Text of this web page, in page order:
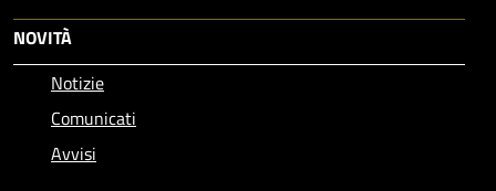
NOVITÀ
Notizie
Comunicati
Avvisi